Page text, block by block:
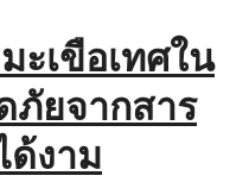
ะเขือเทศใน
ภัยจากสาร
ด้งาม